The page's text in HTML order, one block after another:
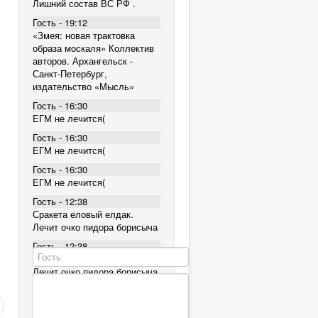
Лишний состав ВС РФ .
Гость - 19:12
«Змея: новая трактовка
образа москаля» Коллектив
авторов. Архангельск -
Санкт-Петербург,
издательство «Мысль»
Гость - 16:30
ЕГМ не лечится(
Гость - 16:30
ЕГМ не лечится(
Гость - 16:30
ЕГМ не лечится(
Гость - 12:38
Сракета еловый елдак.
Лечит очко пидора борисыча
Гость - 12:38
Сракета еловый елдак.
Лечит очко пидора борисыча